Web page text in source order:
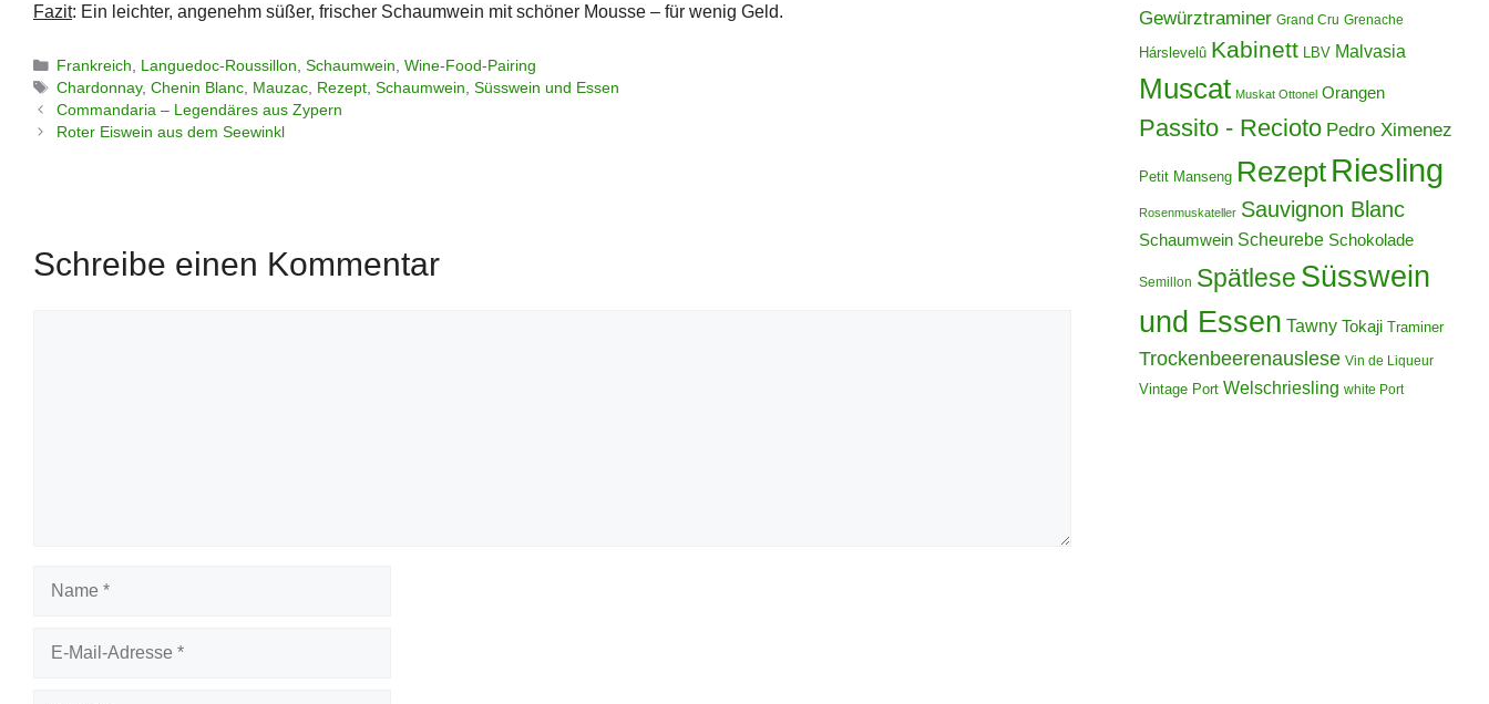
Fazit: Ein leichter, angenehm süßer, frischer Schaumwein mit schöner Mousse – für wenig Geld.
Kategorien
Frankreich, Languedoc-Roussillon,Schaumwein,Wine-Food-Pairing
Schlagwörter
Chardonnay,Chenin Blanc, Mauzac, Rezept,Schaumwein,Süsswein und Essen
Commandaria – Legendäres aus Zypern
Roter Eiswein aus dem Seewinkl
Schreibe einen Kommentar
Gewürztraminer Grand Cru Grenache
Hárslevelû Kabinett LBV Malvasia
Muscat Muskat Ottonel Orangen
Passito - Recioto Pedro Ximenez
Petit Manseng Rezept Riesling
Rosenmuskateller Sauvignon Blanc
Schaumwein Scheurebe Schokolade
Semillon Spätlese Süsswein
und Essen Tawny Tokaji Traminer
Trockenbeerenauslese Vin de Liqueur
Vintage Port Welschriesling white Port